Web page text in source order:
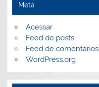
Meta
Acessar
Feed de posts
Feed de comentários
WordPress.org